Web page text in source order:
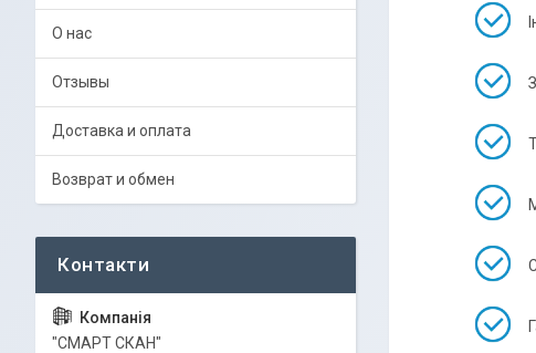
О нас
Отзывы
Доставка и оплата
Возврат и обмен
"СМАРТ СКАН"